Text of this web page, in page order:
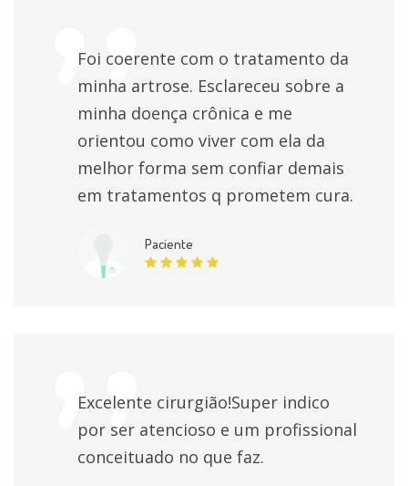
Redução incruenta de fratura ou deslocamento
epifisário do joelho
individualmente
Artroplastia Nao Convencional Total De Joelho
individualmente
Tratamento Cirurgico De Luxacao Ou Fratura
Luxacao De Joelho
Biopsia Do Joelho individualmente
Artrocentese Do Joelho
Foi coerente com o tratamento da
minha artrose. Esclareceu sobre a
minha doença crônica e me
orientou como viver com ela da
melhor forma sem confiar demais
em tratamentos q prometem cura.
Paciente
Excelente cirurgião!Super indico
por ser atencioso e um profissional
conceituado no que faz.